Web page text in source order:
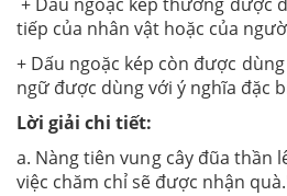
+ Dấu ngoặc kép thường được
tiếp của nhân vật hoặc của
+ Dấu ngoặc kép còn được
ngữ được dùng với ý nghĩa đặc
Lời giải chi tiết:
a. Nàng tiên vung cây đũa thần
việc chăm chỉ sẽ được nhận